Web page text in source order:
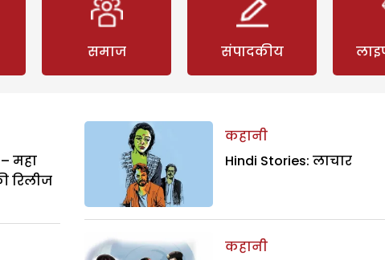
समाज संपादकीय
महा
रिलीज
कहानी
Hindi Stories: लाचार
कहानी